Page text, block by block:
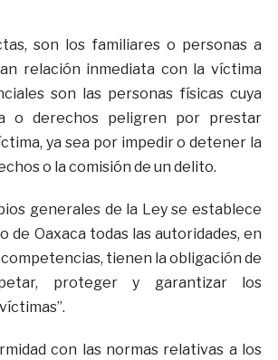
son los familiares o personas a
relación inmediata con la víctima
son las personas físicas cuya
o derechos peligren por prestar
ya sea por impedir o detener la
o la comisión de un delito.
generales de la Ley se establece
de Oaxaca todas las autoridades, en
tienen la obligación de
proteger y garantizar los
con las normas relativas a los